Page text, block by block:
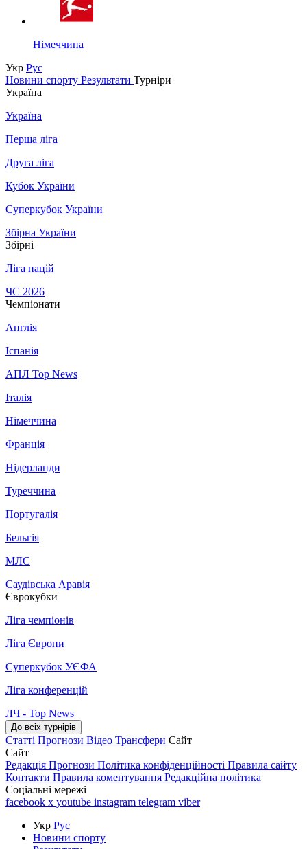
Німеччина
Укр Рус
Новини спорту Результати Турніри
Україна
Україна
Перша ліга
Друга ліга
Кубок України
Суперкубок України
Збірна України
Збірні
Ліга націй
ЧС 2026
Чемпіонати
Англія
Іспанія
АПЛ Top News
Італія
Німеччина
Франція
Нідерланди
Туреччина
Португалія
Бельгія
МЛС
Саудівська Аравія
Єврокубки
Ліга чемпіонів
Ліга Європи
Суперкубок УЄФА
Ліга конференцій
ЛЧ - Top News
До всіх турнірів
Статті Прогнози Відео Трансфери Сайт
Сайт
Редакція Прогнози Політика конфіденційності Правила сайту
Контакти Правила коментування Редакційна політика
Соціальні мережі
facebook x youtube instagram telegram viber
Укр Рус
Новини спорту